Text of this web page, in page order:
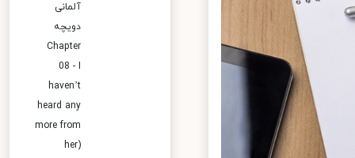
آلمانی
دویچه
Chapter
08 - I
haven’t
heard any
more from
her)